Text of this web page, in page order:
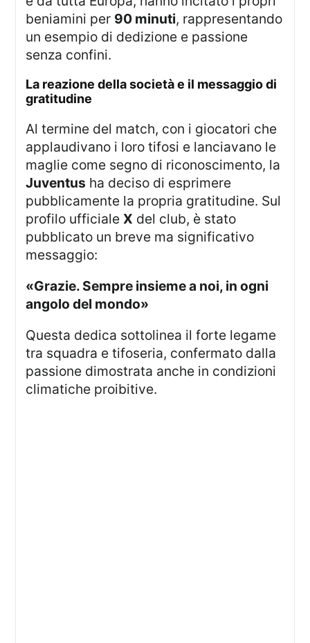
beniamini per 90 minuti, rappresentando
un esempio di dedizione e passione
senza confini.
la reazione della società e il messaggio di
gratitudine
Al termine del match, con i giocatori che
applaudivano i loro tifosi e lanciavano le
maglie come segno di riconoscimento, la
Juventus ha deciso di esprimere
pubblicamente la propria gratitudine. Sul
profilo ufficialeX del club, è stato
pubblicato un breve ma significativo
messaggio:
«Grazie. Sempre insieme a noi, in ogni
angolo del mondo»
Questa dedica sottolinea il forte legame
tra squadra e tifoseria, confermato dalla
passione dimostrata anche in condizioni
climatiche proibitive.